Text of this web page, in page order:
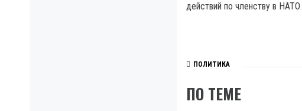
действий по членству в НАТО.
ПОЛИТИКА
ПО ТЕМЕ